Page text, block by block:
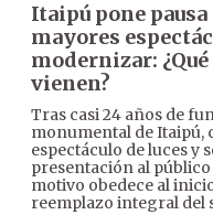
Itaipú pone pausa
mayores
modernizar:
vienen?
Tras casi 24 años de
monumental de Itaipú,
espectáculo de luces y
presentación al público
motivo obedece al
reemplazo integral del